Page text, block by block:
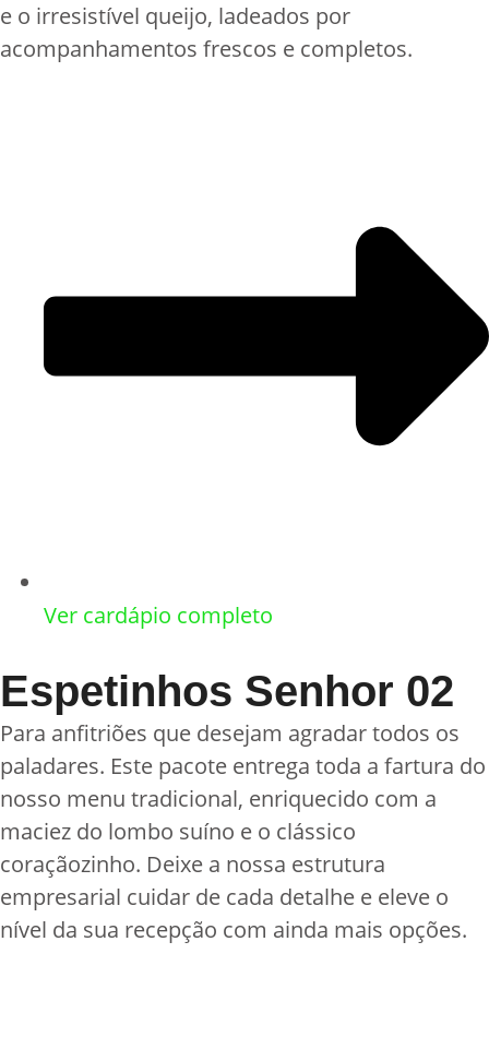
e o irresistível queijo, ladeados por
acompanhamentos frescos e completos.
Ver cardápio completo
Espetinhos Senhor 02
Para anfitriões que desejam agradar todos os
paladares. Este pacote entrega toda a fartura do
nosso menu tradicional, enriquecido com a
maciez do lombo suíno e o clássico
coraçãozinho. Deixe a nossa estrutura
empresarial cuidar de cada detalhe e eleve o
nível da sua recepção com ainda mais opções.